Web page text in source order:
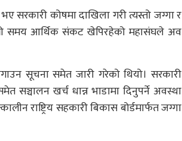
सरकारी कोषमा दाखिला गरी त्यस्तो जग्गा र
समय आर्थिक संकट खेपिरहेको महासंघले अव
सूचना समेत जारी गरेको थियो। सरकारी
सञ्चालन खर्च धान्न भाडामा दिनुपर्ने अवस्था
राष्ट्रिय सहकारी बिकास बोर्डमार्फत जग्गा